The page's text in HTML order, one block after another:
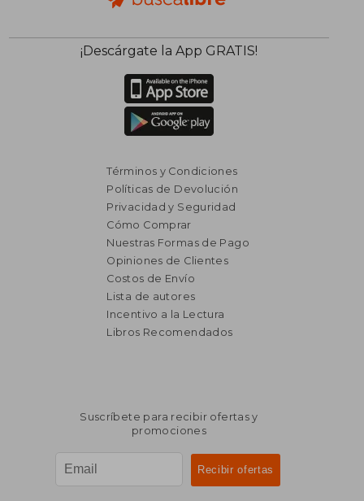
$ 3.797
$ 2.278
¡Descárgate la App GRATIS!
Términos y Condiciones
Políticas de Devolución
Privacidad y Seguridad
Cómo Comprar
Nuestras Formas de Pago
Opiniones de Clientes
Costos de Envío
Lista de autores
Incentivo a la Lectura
Libros Recomendados
Suscríbete para recibir ofertas y
promociones